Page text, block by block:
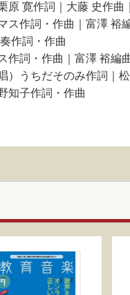
原 寛作詞｜大藤 史作曲
ス作詞・作曲｜富澤 裕
作詞・作曲
作詞・作曲｜富澤 裕編
）うちだそのみ作詞｜
知子作詞・作曲